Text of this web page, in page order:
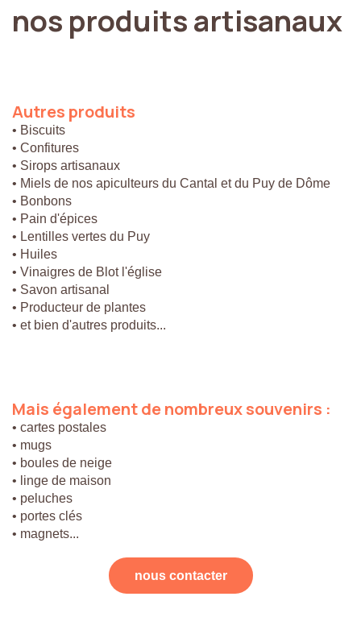
nos produitsartisanaux
Autres produits
• Biscuits
• Confitures
• Sirops artisanaux
• Miels de nos apiculteurs du Cantal et du Puy de Dôme
• Bonbons
• Pain d'épices
• Lentilles vertes du Puy
• Huiles
• Vinaigres de Blot l'église
• Savon artisanal
• Producteur de plantes
• et bien d'autres produits...
Mais égalementdenombreuxsouvenirs :
• cartes postales
• mugs
• boules de neige
• linge de maison
• peluches
• portes clés
• magnets...
nous contacter